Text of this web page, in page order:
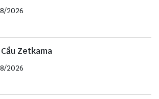
2026
Zetkama
2026